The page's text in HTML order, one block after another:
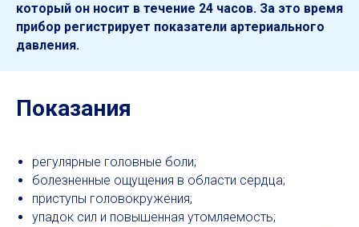
который он носит в течение 24 часов. За это время
прибор регистрирует показатели артериального
давления.
Показания
регулярные головные боли;
болезненные ощущения в области сердца;
приступы головокружения;
упадок сил и повышенная утомляемость;